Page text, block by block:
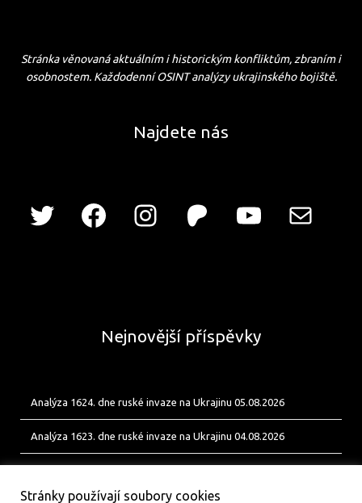
Stránka věnovaná aktuálním i historickým konfliktům, zbraním i
osobnostem. Každodenní OSINT analýzy ukrajinského bojiště.
Najdete nás
Nejnovější příspěvky
Analýza 1624. dne ruské invaze na Ukrajinu 05.08.2026
Analýza 1623. dne ruské invaze na Ukrajinu 04.08.2026
Stránky používají soubory cookies